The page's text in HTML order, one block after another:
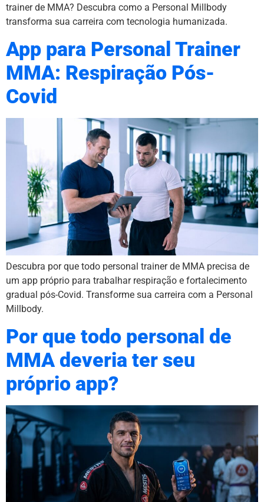
trainer de MMA? Descubra como a Personal Millbody
transforma sua carreira com tecnologia humanizada.
App para Personal Trainer
MMA: Respiração Pós-
Covid
Descubra por que todo personal trainer de MMA precisa de
um app próprio para trabalhar respiração e fortalecimento
gradual pós-Covid. Transforme sua carreira com a Personal
Millbody.
Por que todo personal de
MMA deveria ter seu
próprio app?